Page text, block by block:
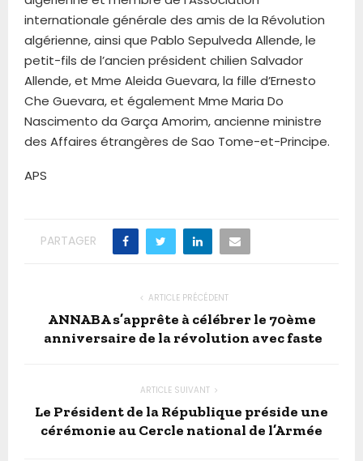
internationale générale des amis de la Révolution
algérienne, ainsi que Pablo Sepulveda Allende, le
petit-fils de l’ancien président chilien Salvador
Allende, et Mme Aleida Guevara, la fille d’Ernesto
Che Guevara, et également Mme Maria Do
Nascimento da Garça Amorim, ancienne ministre
des Affaires étrangères de Sao Tome-et-Principe.
APS
PARTAGER
ARTICLE PRÉCÉDENT
ANNABA s’apprête à célébrer le 70ème
anniversaire de la révolution avec faste
ARTICLE SUIVANT
Le Président de la République préside une
cérémonie au Cercle national de l’Armée